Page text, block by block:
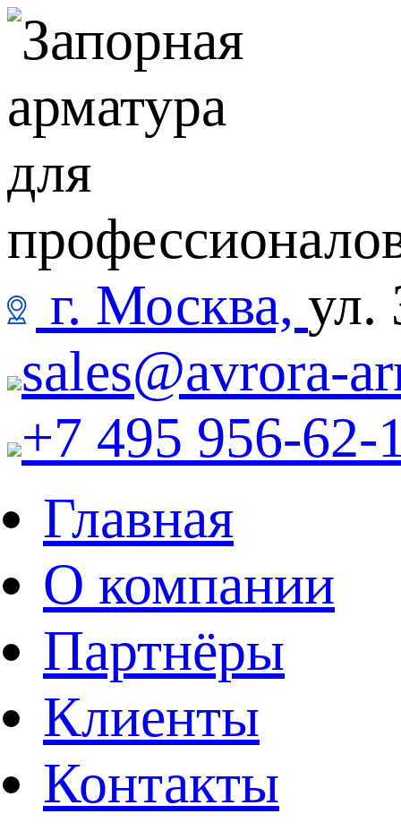
г. Москва, ул.
sales@avrora-
+7 495 956-62-
Главная
О компании
Партнёры
Клиенты
Контакты